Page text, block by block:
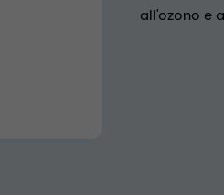
all'ozono e